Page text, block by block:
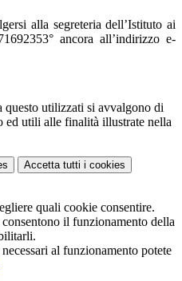
alla segreteria dell’Istituto ai
ancora all’indirizzo e-
questo utilizzati si avvalgono di
ed utili alle finalità illustrate nella
Accetta tutti i cookies
quali cookie consentire.
il funzionamento della
al funzionamento potete